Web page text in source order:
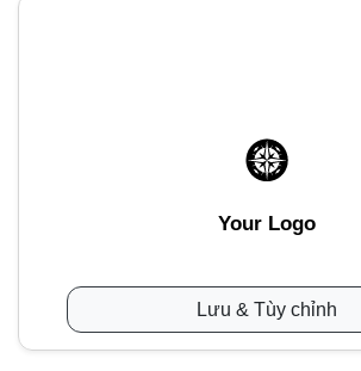
Your Logo
Lưu & Tùy chỉnh